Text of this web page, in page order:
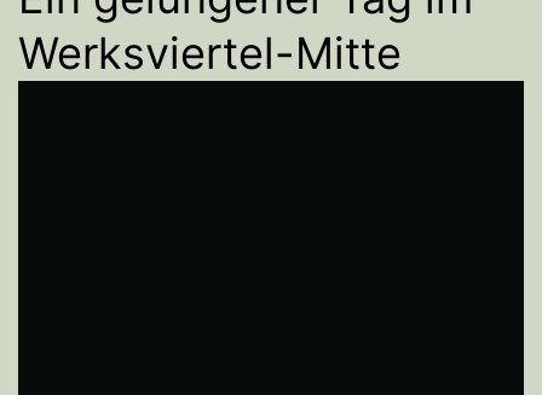
Werksviertel-Mitte